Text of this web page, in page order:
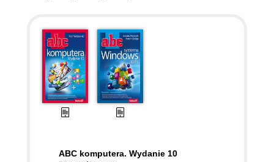
ABC komputera. Wydanie 10